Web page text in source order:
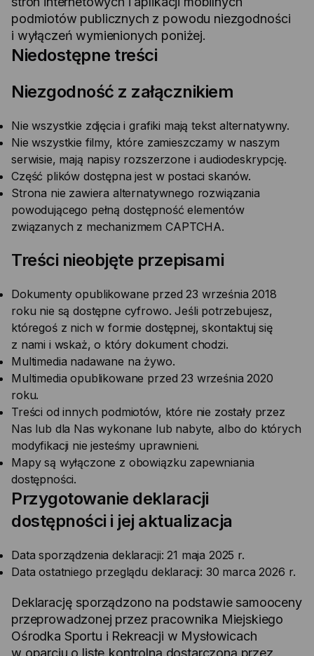
podmiotów publicznych z powodu niezgodności
i wyłączeń wymienionych poniżej.
Niedostępne treści
Niezgodność z załącznikiem
Nie wszystkie zdjęcia i grafiki mają tekst alternatywny.
Nie wszystkie filmy, które zamieszczamy w naszym
serwisie, mają napisy rozszerzone i audiodeskrypcję.
Część plików dostępna jest w postaci skanów.
Strona nie zawiera alternatywnego rozwiązania
powodującego pełną dostępność elementów
związanych z mechanizmem CAPTCHA.
Treści nieobjęte przepisami
Dokumenty opublikowane przed 23 września 2018
roku nie są dostępne cyfrowo. Jeśli potrzebujesz,
któregoś z nich w formie dostępnej, skontaktuj się
z nami i wskaż, o który dokument chodzi.
Multimedia nadawane na żywo.
Multimedia opublikowane przed 23 września 2020
roku.
Treści od innych podmiotów, które nie zostały przez
Nas lub dla Nas wykonane lub nabyte, albo do których
modyfikacji nie jesteśmy uprawnieni.
Mapy są wyłączone z obowiązku zapewniania
dostępności.
Przygotowanie deklaracji
dostępności i jej aktualizacja
Data sporządzenia deklaracji:21 maja 2025 r.
Data ostatniego przeglądu deklaracji: 30 marca 2026 r.
Deklarację sporządzono na podstawie samooceny
przeprowadzonej przez pracownika Miejskiego
Ośrodka Sportu i Rekreacji w Mysłowicach
w oparciu o listę kontrolną dostarczoną przez